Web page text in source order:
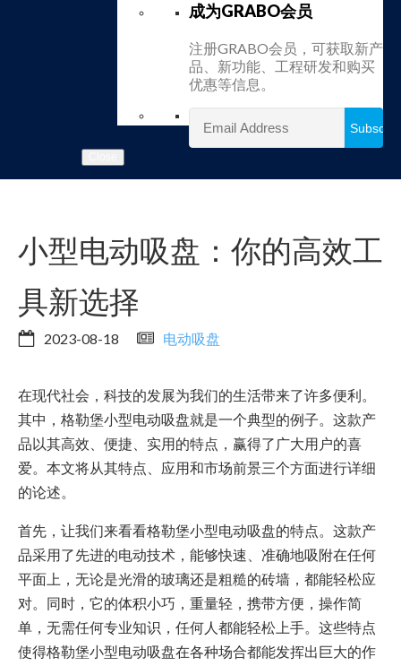
成为GRABO会员
注册GRABO会员，可获取新产
品、新功能、工程研发和购买
优惠等信息。
小型电动吸盘：你的高效工
具新选择
2023-08-18 电动吸盘
在现代社会，科技的发展为我们的生活带来了许多便利。
其中，格勒堡小型电动吸盘就是一个典型的例子。这款产
品以其高效、便捷、实用的特点，赢得了广大用户的喜
爱。本文将从其特点、应用和市场前景三个方面进行详细
的论述。
首先，让我们来看看格勒堡小型电动吸盘的特点。这款产
品采用了先进的电动技术，能够快速、准确地吸附在任何
平面上，无论是光滑的玻璃还是粗糙的砖墙，都能轻松应
对。同时，它的体积小巧，重量轻，携带方便，操作简
单，无需任何专业知识，任何人都能轻松上手。这些特点
使得格勒堡小型电动吸盘在各种场合都能发挥出巨大的作